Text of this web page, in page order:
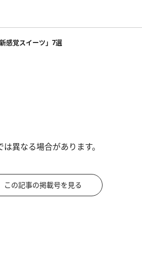
感覚スイーツ」7選
異なる場合があります。
この記事の掲載号を見る